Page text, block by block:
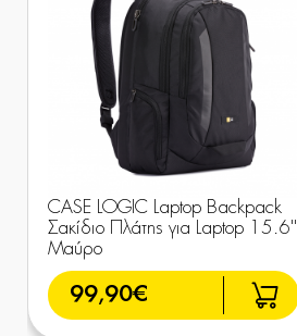
CASE LOGIC Laptop Backpack
Σακίδιο Πλάτης για Laptop 15.6''
Μαύρο
99,90€